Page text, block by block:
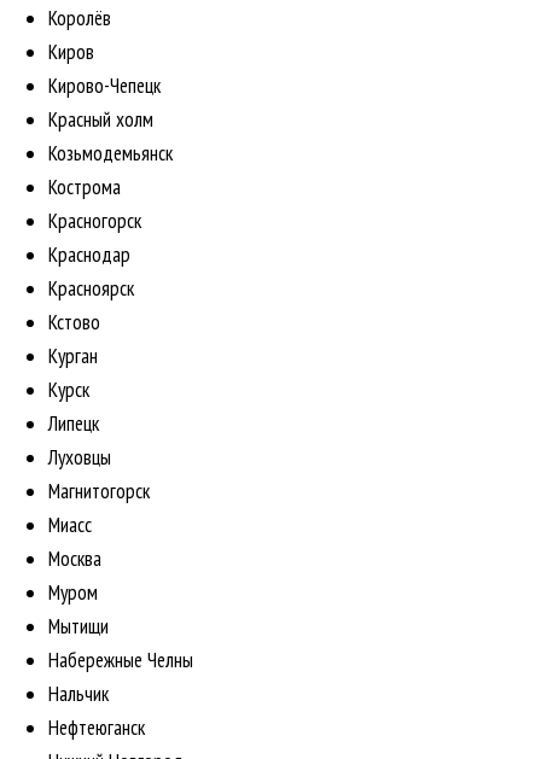
Королёв
Киров
Кирово-Чепецк
Красный холм
Козьмодемьянск
Кострома
Красногорск
Краснодар
Красноярск
Кстово
Курган
Курск
Липецк
Луховцы
Магнитогорск
Миасс
Москва
Муром
Мытищи
Набережные Челны
Нальчик
Нефтеюганск